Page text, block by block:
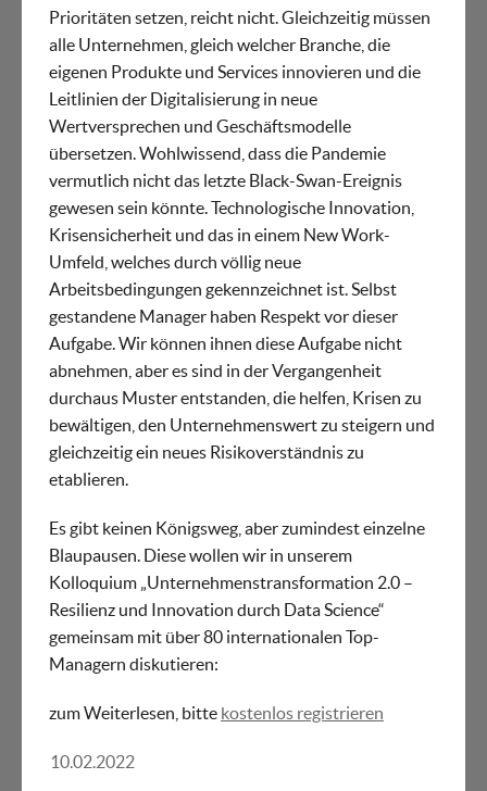
10.02.2022
Prioritäten setzen, reicht nicht. Gleichzeitig müssen
alle Unternehmen, gleich welcher Branche, die
eigenen Produkte und Services innovieren und die
Leitlinien der Digitalisierung in neue
Wertversprechen und Geschäftsmodelle
übersetzen. Wohlwissend, dass die Pandemie
vermutlich nicht das letzte Black-Swan-Ereignis
gewesen sein könnte. Technologische Innovation,
Krisensicherheit und das in einem New Work-
Umfeld, welches durch völlig neue
Arbeitsbedingungen gekennzeichnet ist. Selbst
gestandene Manager haben Respekt vor dieser
Aufgabe. Wir können ihnen diese Aufgabe nicht
abnehmen, aber es sind in der Vergangenheit
durchaus Muster entstanden, die helfen, Krisen zu
bewältigen, den Unternehmenswert zu steigern und
gleichzeitig ein neues Risikoverständnis zu
etablieren.
Es gibt keinen Königsweg, aber zumindest einzelne
Blaupausen. Diese wollen wir in unserem
Kolloquium „Unternehmenstransformation 2.0 –
Resilienz und Innovation durch Data Science“
gemeinsam mit über 80 internationalen Top-
Managern diskutieren:
zum Weiterlesen, bitte kostenlos registrieren